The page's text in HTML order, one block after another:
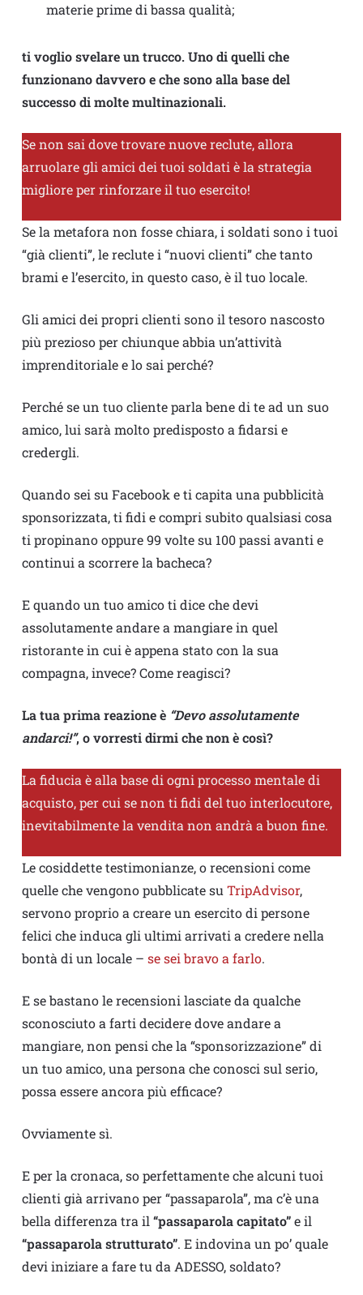
materie prime di bassa qualità;
ti voglio svelare un trucco. Uno di quelli che
funzionano davvero e che sono alla base del
successo di molte multinazionali.
Se non sai dove trovare nuove reclute, allora
arruolare gli amici dei tuoi soldati è la strategia
migliore per rinforzare il tuo esercito!
Se la metafora non fosse chiara, i soldati sono i tuoi
“già clienti”, le reclute i “nuovi clienti” che tanto
brami e l’esercito, in questo caso, è il tuo locale.
Gli amici dei propri clienti sono il tesoro nascosto
più prezioso per chiunque abbia un’attività
imprenditoriale e lo sai perché?
Perché se un tuo cliente parla bene di te ad un suo
amico, lui sarà molto predisposto a fidarsi e
credergli.
Quando sei su Facebook e ti capita una pubblicità
sponsorizzata, ti fidi e compri subito qualsiasi cosa
ti propinano oppure 99 volte su 100 passi avanti e
continui a scorrere la bacheca?
E quando un tuo amico ti dice che devi
assolutamente andare a mangiare in quel
ristorante in cui è appena stato con la sua
compagna, invece? Come reagisci?
La tua prima reazione è “Devo assolutamente
andarci!”, o vorresti dirmi che non è così?
La fiducia è alla base di ogni processo mentale di
acquisto, per cui se non ti fidi del tuo interlocutore,
inevitabilmente la vendita non andrà a buon fine.
Le cosiddette testimonianze, o recensioni come
quelle che vengono pubblicate suTripAdvisor,
servono proprio a creare un esercito di persone
felici che induca gli ultimi arrivati a credere nella
bontà di un locale – se sei bravo a farlo.
E se bastano le recensioni lasciate da qualche
sconosciuto a farti decidere dove andare a
mangiare, non pensi che la “sponsorizzazione” di
un tuo amico, una persona che conosci sul serio,
possa essere ancora più efficace?
Ovviamente sì.
E per la cronaca, so perfettamente che alcuni tuoi
clienti già arrivano per “passaparola”, ma c’è una
bella differenza tra il“passaparola capitato”e il
“passaparola strutturato”. E indovina un po’ quale
devi iniziare a fare tu da ADESSO, soldato?